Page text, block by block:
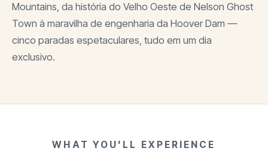
Mountains, da história do Velho Oeste de Nelson Ghost
Town à maravilha de engenharia da Hoover Dam —
cinco paradas espetaculares, tudo em um dia
exclusivo.
WHAT YOU'LL EXPERIENCE